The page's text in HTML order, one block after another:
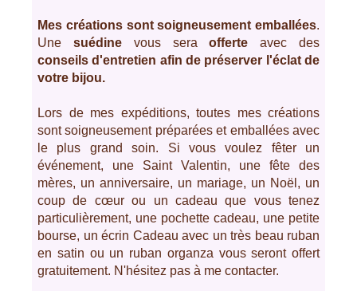
Mes créations sont soigneusement emballées.
Une suédinevous seraofferte avec des
conseils d'entretien afin de préserver l'éclat de
votre bijou.
Lors de mes expéditions, toutes mes créations
sont soigneusement préparées et emballées avec
le plus grand soin. Si vous voulez fêter un
événement, une Saint Valentin, une fête des
mères, un anniversaire, un mariage, un Noël, un
coup de cœur ou un cadeau que vous tenez
particulièrement, une pochette cadeau, une petite
bourse, un écrin Cadeau avec un très beau ruban
en satin ou un ruban organza vous seront offert
gratuitement. N'hésitez pas à me contacter.